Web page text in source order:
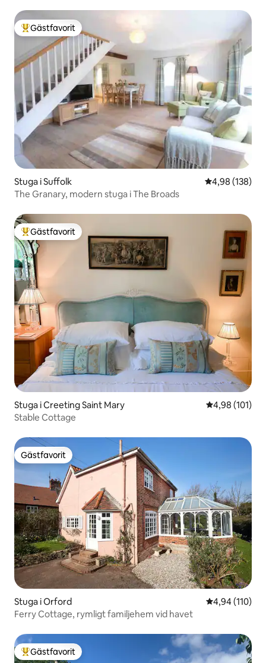
Populär gästfavorit
Gästfavorit
Stuga i Suffolk 4,98 av 5 i
4,98 (138)
The Granary, modern stuga i The Broads
Populär gästfavorit
Gästfavorit
Stuga i Creeting Saint Mary 4,98 av 5 i
4,98 (101)
Stable Cottage
Gästfavorit
Gästfavorit
Stuga i Orford 4,94 av 5 i
4,94 (110)
Ferry Cottage, rymligt familjehem vid havet
Populär gästfavorit
Gästfavorit